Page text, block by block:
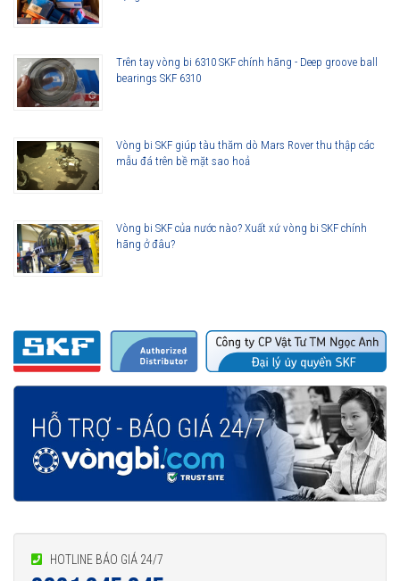
42x65x10 HMSA10 RG được phân phối chính hãng
Đại lý ủy quyền SKF chính hãng - SKF Authorized Distributor
0921 345 345 096 123 8558
Trên tay vòng bi 6310 SKF chính hãng - Deep groove ball
bearings SKF 6310
Vòng bi SKF giúp tàu thăm dò Mars Rover thu thập các
mẫu đá trên bề mặt sao hoả
Vòng bi SKF của nước nào? Xuất xứ vòng bi SKF chính
hãng ở đâu?
HOTLINE BÁO GIÁ 24/7